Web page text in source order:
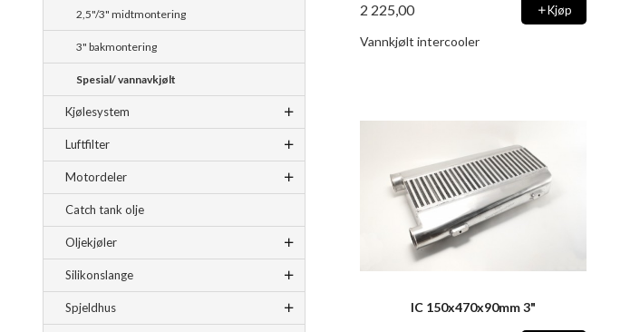
2,5"/3" midtmontering
3" bakmontering
Spesial/ vannavkjølt
Kjølesystem
Luftfilter
Motordeler
Catch tank olje
Oljekjøler
Silikonslange
Spjeldhus
2 225,00 Kjøp
Vannkjølt intercooler
IC 150x470x90mm 3"